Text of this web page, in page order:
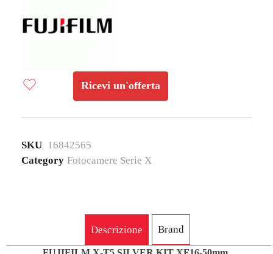
SKU 16842565
Category Fotocamere Serie X
Ricevi un'offerta
Descrizione Brand